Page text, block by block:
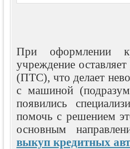
При оформлении
учреждение оставляет
(ПТС), что делает
с машиной
появились
помочь с решением
основным
выкуп кредитных